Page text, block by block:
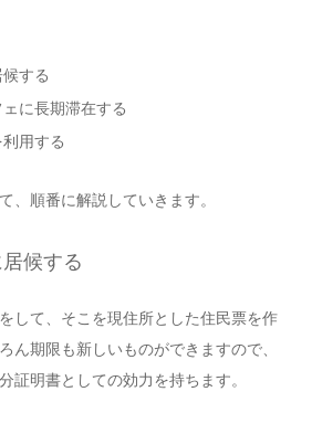
する
に長期滞在する
用する
、順番に解説していきます。
候する
して、そこを現住所とした住民票を作
ん期限も新しいものができますので、
証明書としての効力を持ちます。